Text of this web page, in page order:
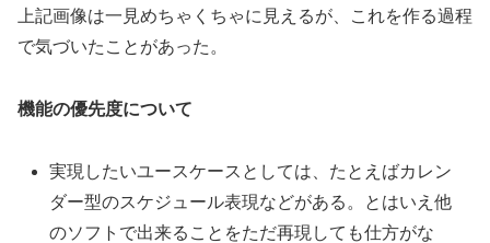
上記画像は一見めちゃくちゃに見えるが、これを作る過程
で気づいたことがあった。
機能の優先度について
実現したいユースケースとしては、たとえばカレン
ダー型のスケジュール表現などがある。とはいえ他
のソフトで出来ることをただ再現しても仕方がな